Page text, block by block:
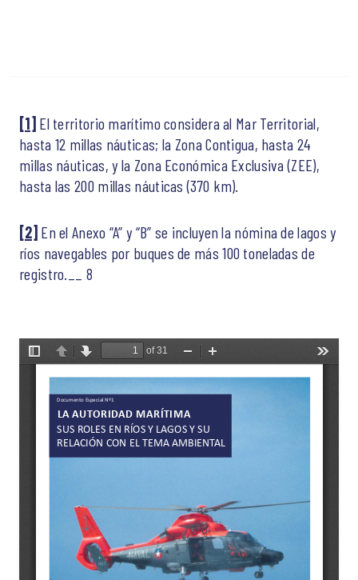
[1] El territorio marítimo considera al Mar Territorial,
hasta 12 millas náuticas; la Zona Contigua, hasta 24
millas náuticas, y la Zona Económica Exclusiva (ZEE),
hasta las 200 millas náuticas (370 km).
[2] En el Anexo “A” y “B” se incluyen la nómina de lagos y
ríos navegables por buques de más 100 toneladas de
registro.__ 8